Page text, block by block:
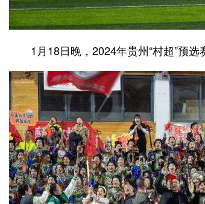
1月18日晚，2024年贵州“村超”预选